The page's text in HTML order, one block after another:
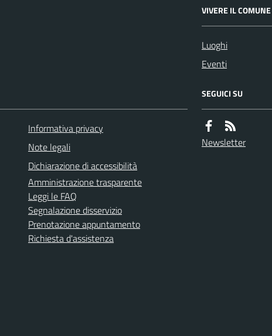
VIVERE IL COMUNE
Luoghi
Eventi
Informativa privacy
Note legali
Dichiarazione di accessibilità
Amministrazione trasparente
Leggi le FAQ
Segnalazione disservizio
Prenotazione appuntamento
Richiesta d'assistenza
SEGUICI SU
Newsletter